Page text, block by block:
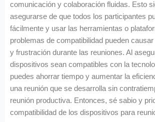
comunicación y colaboración fluidas. Esto
asegurarse de que todos los participantes
fácilmente y usar las herramientas o
problemas de compatibilidad pueden
y frustración durante las reuniones. Al
dispositivos sean compatibles con la
puedes ahorrar tiempo y aumentar la
una reunión que se desarrolla sin
reunión productiva. Entonces, sé sabio y
compatibilidad de los dispositivos para